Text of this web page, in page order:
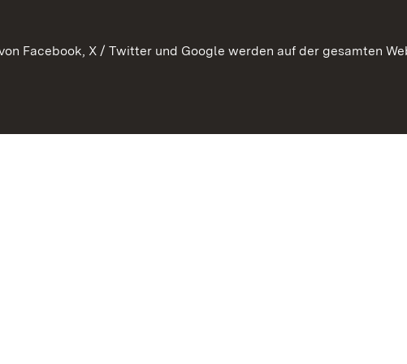
Facebook, X / Twitter und Google werden auf der gesamten